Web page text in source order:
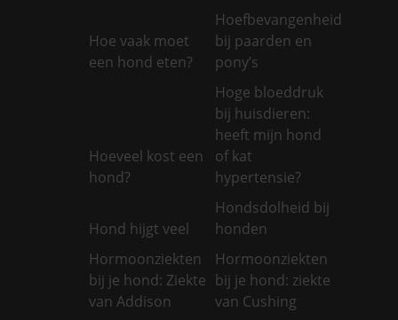
Hoe vaak moet
een hond eten?
Hoefbevangenheid
bij paarden en
pony’s
Hoeveel kost een
hond?
Hoge bloeddruk
bij huisdieren:
heeft mijn hond
of kat
hypertensie?
Hond hijgt veel
Hondsdolheid bij
honden
Hormoonziekten
bij je hond: Ziekte
van Addison
Hormoonziekten
bij je hond: ziekte
van Cushing